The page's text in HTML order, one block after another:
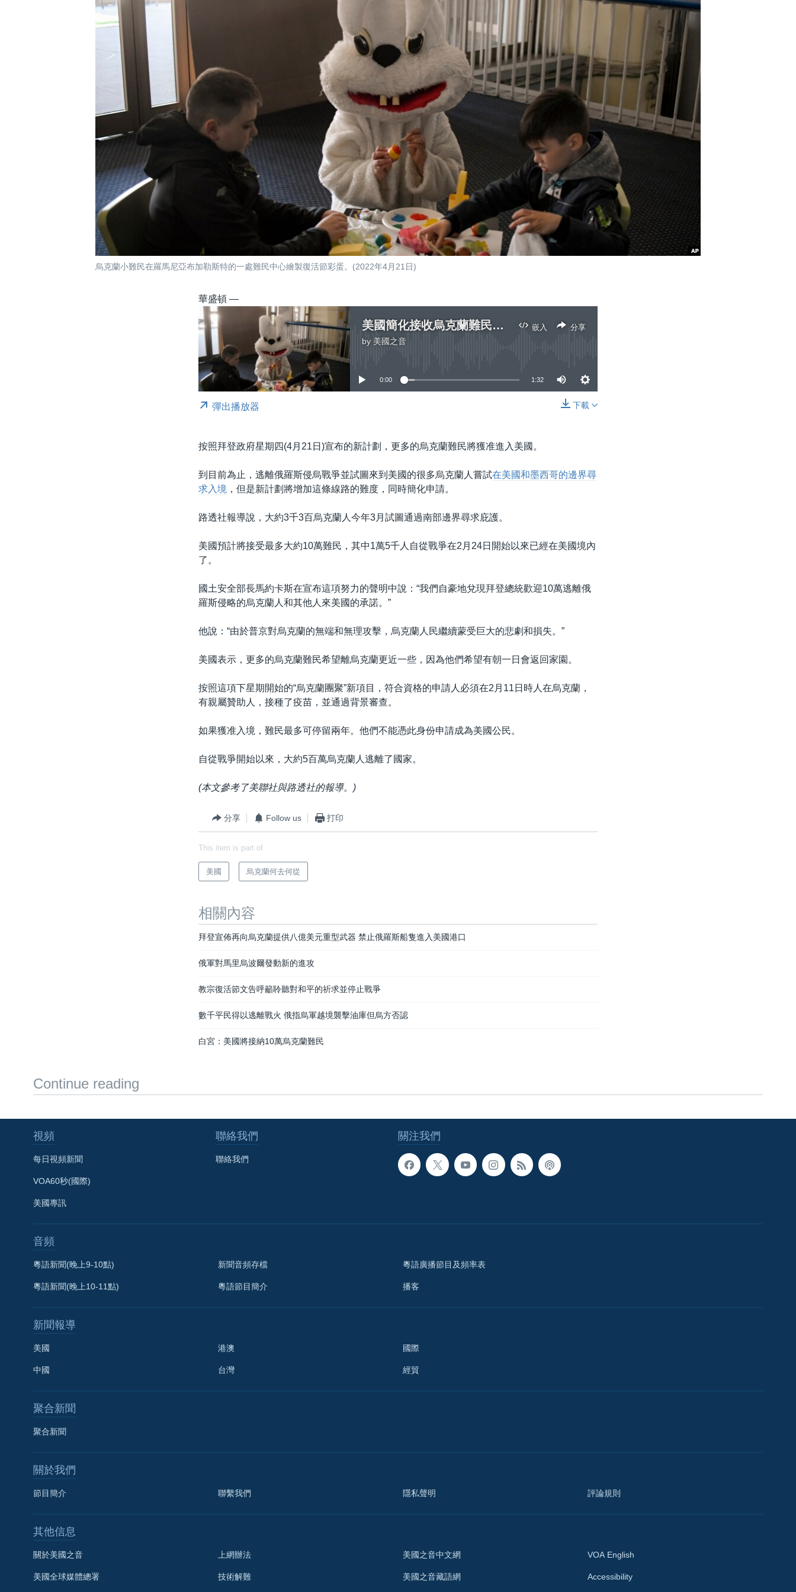
烏克蘭小難民在羅馬尼亞布加勒斯特的一處難民中心繪製復活節彩蛋。(2022年4月21日)
華盛頓 —
嵌入 分享
美國簡化接收烏克蘭難民程序
by 美國之音
No media source currently available
0:00 1:32
下載
彈出播放器
按照拜登政府星期四(4月21日)宣布的新計劃，更多的烏克蘭難民將獲准進入美國。
到目前為止，逃離俄羅斯侵烏戰爭並試圖來到美國的很多烏克蘭人嘗試在美國和墨西哥的邊界尋
求入境 ，但是新計劃將增加這條線路的難度，同時簡化申請。
路透社報導說，大約3千3百烏克蘭人今年3月試圖通過南部邊界尋求庇護。
美國預計將接受最多大約10萬難民，其中1萬5千人自從戰爭在2月24日開始以來已經在美國境內
了。
國土安全部長馬約卡斯在宣布這項努力的聲明中說：“我們自豪地兌現拜登總統歡迎10萬逃離俄
羅斯侵略的烏克蘭人和其他人來美國的承諾。”
他說：“由於普京對烏克蘭的無端和無理攻擊，烏克蘭人民繼續蒙受巨大的悲劇和損失。”
美國表示，更多的烏克蘭難民希望離烏克蘭更近一些，因為他們希望有朝一日會返回家園。
按照這項下星期開始的“烏克蘭團聚”新項目，符合資格的申請人必須在2月11日時人在烏克蘭，
有親屬贊助人，接種了疫苗，並通過背景審查。
如果獲准入境，難民最多可停留兩年。他們不能憑此身份申請成為美國公民。
自從戰爭開始以來，大約5百萬烏克蘭人逃離了國家。
(本文參考了美聯社與路透社的報導。)
分享 Follow us 打印
This item is part of
美國 烏克蘭何去何從
相關內容
拜登宣佈再向烏克蘭提供八億美元重型武器 禁止俄羅斯船隻進入美國港口
俄軍對馬里烏波爾發動新的進攻
教宗復活節文告呼籲聆聽對和平的祈求並停止戰爭
數千平民得以逃離戰火 俄指烏軍越境襲擊油庫但烏方否認
白宮：美國將接納10萬烏克蘭難民
Continue reading
關注我們
視頻
每日視頻新聞
VOA60秒(國際)
美國專訊
聯絡我們
聯絡我們
音頻
粵語新聞(晚上9-10點)
粵語新聞(晚上10-11點)
新聞音頻存檔
粵語節目簡介
粵語廣播節目及頻率表
播客
新聞報導
美國
中國
港澳
台灣
國際
經貿
聚合新聞
聚合新聞
關於我們
節目簡介 聯繫我們 隱私聲明 評論規則
其他信息
關於美國之音
美國全球媒體總署
上網辦法
技術解難
美國之音中文網
美國之音藏語網
VOA English
Accessibility